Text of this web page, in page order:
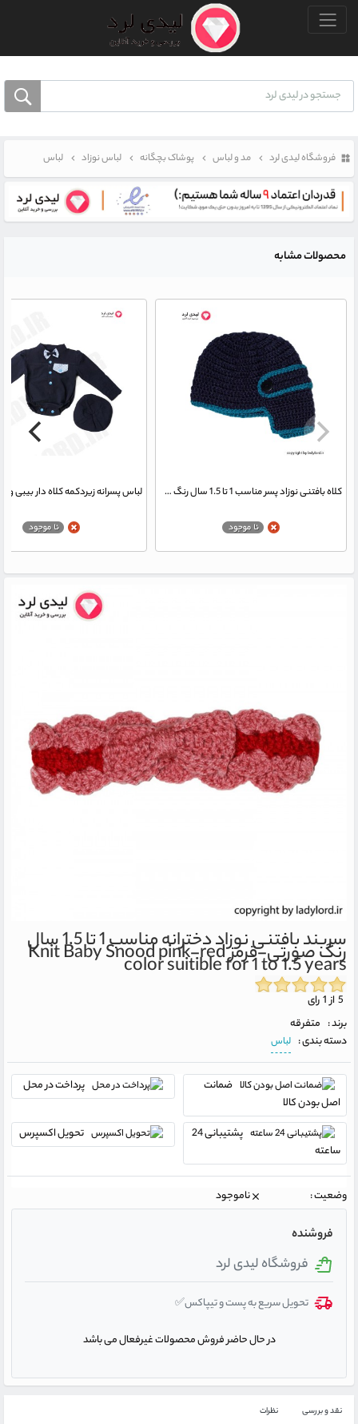
منو بالا
فروشگاه لیدی لرد مد و لباس پوشاک بچگانه لباس نوزاد لباس
محصولات مشابه
کلاه بافتنی نوزاد پسر مناسب 1 تا 1.5 سال رنگ سرمه ای-آبی
سربند بافتنی نوزاد دخترانه مناسب 1 تا 1.5 سال رنگ صورتی-قرمزKnit Baby Snood pink-redcolor suitible for 1 to 1.5 years
برند : متفرقه
دسته بندی : لباس
ضمانت
اصل بودن کالا
پرداخت در محل
پشتیبانی 24
ساعته
تحویل اکسپرس
وضعیت : ناموجود
فروشنده
فروشگاه لیدی لرد
تحویل سریع به پست و تیپاکس✅
در حال حاضر فروش محصولات غیرفعال می باشد
نقد و بررسی نظرات